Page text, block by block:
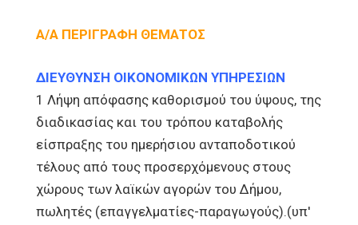
Α/Α ΠΕΡΙΓΡΑΦΗ ΘΕΜΑΤΟΣ
ΔΙΕΥΘΥΝΣΗ ΟΙΚΟΝΟΜΙΚΩΝ ΥΠΗΡΕΣΙΩΝ
1 Λήψη απόφασης καθορισμού του ύψους, της
διαδικασίας και του τρόπου καταβολής
είσπραξης του ημερήσιου ανταποδοτικού
τέλους από τους προσερχόμενους στους
χώρους των λαϊκών αγορών του Δήμου,
πωλητές (επαγγελματίες-παραγωγούς).(υπ'